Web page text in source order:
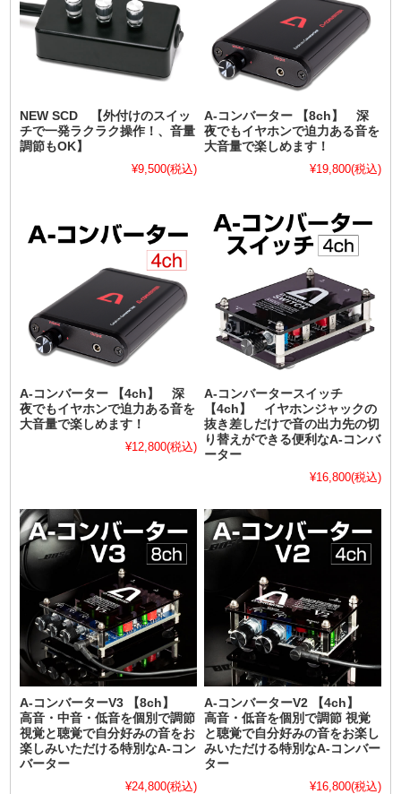
NEW SCD 【外付けのスイッ
チで一発ラクラク操作！、音量
調節もOK】
¥9,500(税込)
A-コンバーター 【8ch】 深
夜でもイヤホンで迫力ある音を
大音量で楽しめます！
¥19,800(税込)
A-コンバーター 【4ch】 深
夜でもイヤホンで迫力ある音を
大音量で楽しめます！
¥12,800(税込)
A-コンバータースイッチ
【4ch】 イヤホンジャックの
抜き差しだけで音の出力先の切
り替えができる便利なA-コンバ
ーター
¥16,800(税込)
A-コンバーターV3 【8ch】
高音・中音・低音を個別で調節
視覚と聴覚で自分好みの音をお
楽しみいただける特別なA-コン
バーター
¥24,800(税込)
A-コンバーターV2 【4ch】
高音・低音を個別で調節 視覚
と聴覚で自分好みの音をお楽し
みいただける特別なA-コンバー
ター
¥16,800(税込)